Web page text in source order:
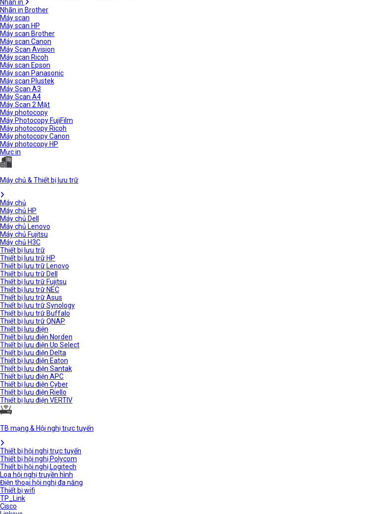
Nhãn in
Nhãn in Brother
Máy scan
Máy scan HP
Máy scan Brother
Máy scan Canon
Máy Scan Avision
Máy scan Ricoh
Máy scan Epson
Máy scan Panasonic
Máy scan Plustek
Máy Scan A3
Máy Scan A4
Máy Scan 2 Mặt
Máy photocopy
Máy Photocopy FujiFilm
Máy photocopy Ricoh
Máy photocopy Canon
Máy photocopy HP
Mực in
Máy chủ & Thiết bị lưu trữ
Máy chủ
Máy chủ HP
Máy chủ Dell
Máy chủ Lenovo
Máy chủ Fujitsu
Máy chủ H3C
Thiết bị lưu trữ
Thiết bị lưu trữ HP
Thiết bị lưu trữ Lenovo
Thiết bị lưu trữ Dell
Thiết bị lưu trữ Fujitsu
Thiết bị lưu trữ NEC
Thiết bị lưu trữ Asus
Thiết bị lưu trữ Synology
Thiết bị lưu trữ Buffalo
Thiết bị lưu trữ QNAP
Thiết bị lưu điện
Thiết bị lưu điện Norden
Thiết bị lưu điện Up Select
Thiết bị lưu điện Delta
Thiết bị lưu điện Eaton
Thiết bị lưu điện Santak
Thiết bị lưu điện APC
Thiết bị lưu điện Cyber
Thiết bị lưu điện Riello
Thiết bị lưu điện VERTIV
TB mạng & Hội nghị trực tuyến
Thiết bị hội nghị trực tuyến
Thiết bị hội nghị Polycom
Thiết bị hội nghị Logitech
Loa hội nghị truyền hình
Điện thoại hội nghị đa năng
Thiết bị wifi
TP_Link
Cisco